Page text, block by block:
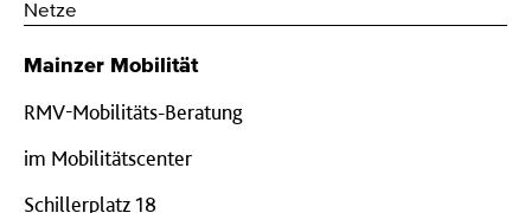
Netze
Mainzer Mobilität
RMV-Mobilitäts-Beratung
im Mobilitätscenter
Schillerplatz 18